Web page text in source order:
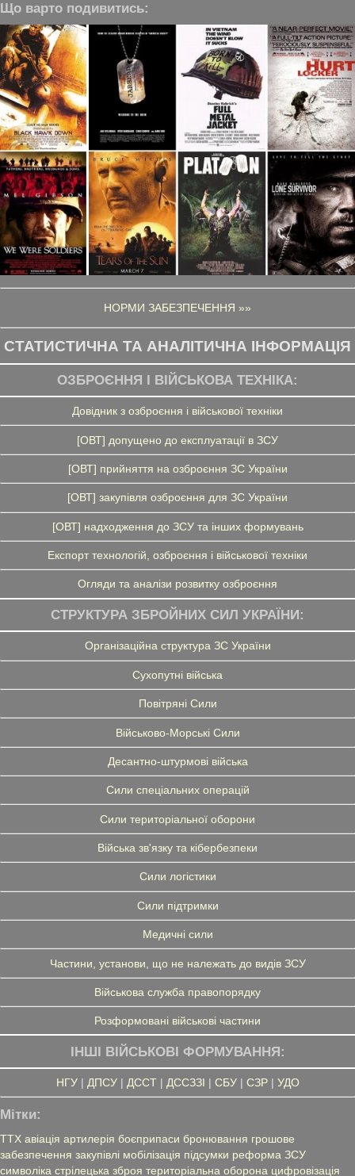
Що варто подивитись:
НОРМИ ЗАБЕЗПЕЧЕННЯ »»
СТАТИСТИЧНА ТА АНАЛІТИЧНА ІНФОРМАЦІЯ
ОЗБРОЄННЯ І ВІЙСЬКОВА ТЕХНІКА:
Довідник з озброєння і військової техніки
[ОВТ] допущено до експлуатації в ЗСУ
[ОВТ] прийняття на озброєння ЗС України
[ОВТ] закупівля озброєння для ЗС України
[ОВТ] надходження до ЗСУ та інших формувань
Експорт технологій, озброєння і військової техніки
Огляди та аналізи розвитку озброєння
СТРУКТУРА ЗБРОЙНИХ СИЛ УКРАЇНИ:
Організаційна структура ЗС України
Сухопутні війська
Повітряні Сили
Військово-Морські Сили
Десантно-штурмові війська
Сили спеціальних операцій
Сили територіальної оборони
Війська зв'язку та кібербезпеки
Сили логістики
Сили підтримки
Медичні сили
Частини, установи, що не належать до видів ЗСУ
Військова служба правопорядку
Розформовані військові частини
ІНШІ ВІЙСЬКОВІ ФОРМУВАННЯ:
НГУ| ДПСУ| ДССТ| ДССЗЗІ | СБУ| СЗР| УДО
Мітки:
ТТХ авіація артилерія боєприпаси бронювання грошове
забезпечення закупівлі мобілізація підсумки реформа ЗСУ
символіка стрілецька зброя територіальна оборона цифровізація